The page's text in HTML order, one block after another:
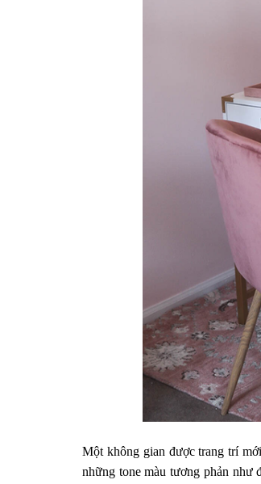
Một không gian được trang trí
những tone màu tương phản như